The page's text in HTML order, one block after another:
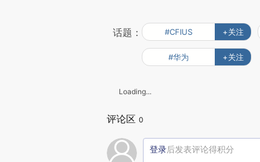
话题： #CFIUS +关注
#华为 +关注
Loading...
评论区 0
登录后发表评论得积分